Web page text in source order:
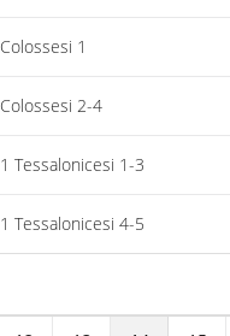
Colossesi 1
Colossesi 2-4
1 Tessalonicesi 1-3
1 Tessalonicesi 4-5